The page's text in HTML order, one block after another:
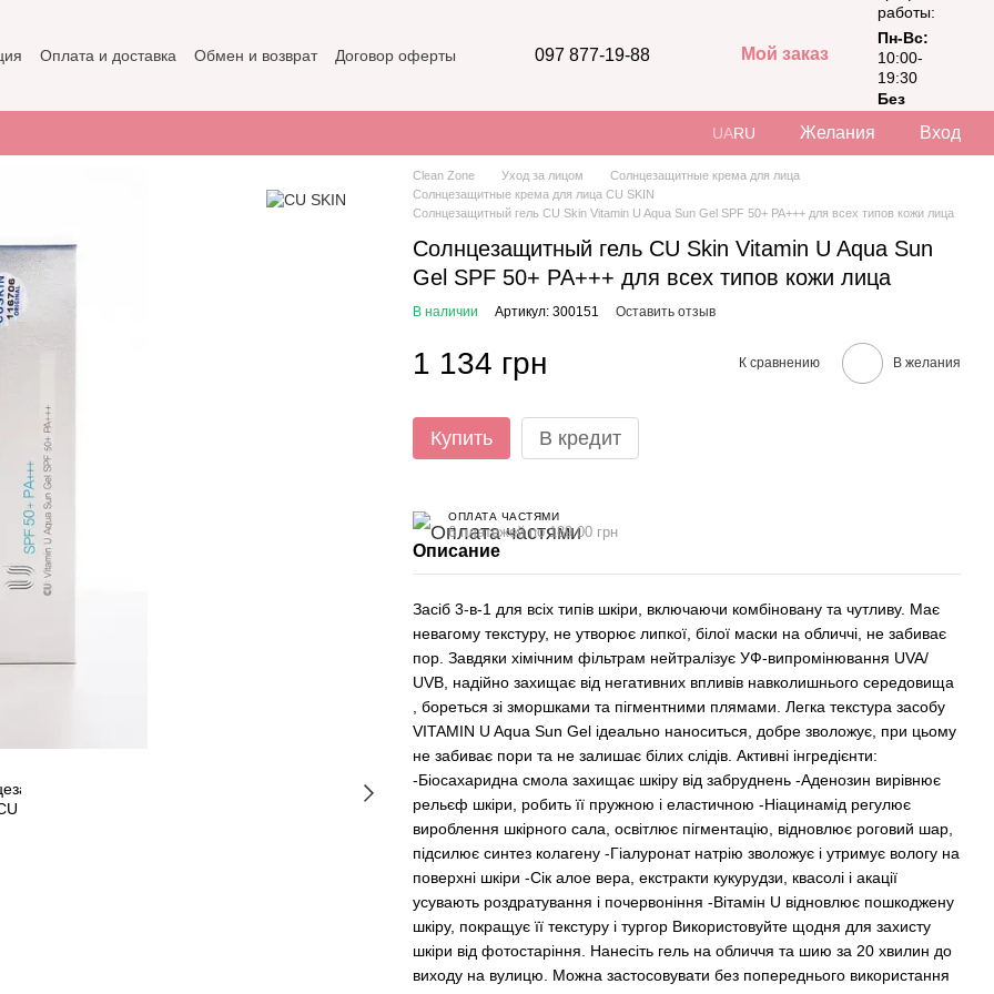
Оплата и доставка Обмен и возврат
Договор оферты
097 877-19-88 Мой заказ
работы:
Пн-Вс:
10:00-
19:30
Без
UARU Желания Вход
Clean Zone Уход за лицом
Солнцезащитные крема для лица
Солнцезащитные крема для лица CU SKIN
Солнцезащитный гель CU Skin Vitamin U Aqua Sun Gel SPF 50+ PA+++ для всех типов кожи лица
Солнцезащитный гель CU Skin Vitamin U Aqua Sun
Gel SPF 50+ PA+++ для всех типов кожи лица
В наличии Артикул: 300151 Оставить отзыв
1 134 грн К сравнению В желания
Купить В кредит
ОПЛАТА ЧАСТЯМИ
6 платежей по 189.00 грн
Описание
Засіб 3-в-1 для всіх типів шкіри, включаючи комбіновану та чутливу. Має
невагому текстуру, не утворює липкої, білої маски на обличчі, не забиває
пор. Завдяки хімічним фільтрам нейтралізує УФ-випромінювання UVA/
UVB, надійно захищає від негативних впливів навколишнього середовища
, бореться зі зморшками та пігментними плямами. Легка текстура засобу
VITAMIN U Aqua Sun Gel ідеально наноситься, добре зволожує, при цьому
не забиває пори та не залишає білих слідів. Активні інгредієнти:
-Біосахаридна смола захищає шкіру від забруднень -Аденозин вирівнює
рельєф шкіри, робить її пружною і еластичною -Ніацинамід регулює
вироблення шкірного сала, освітлює пігментацію, відновлює роговий шар,
підсилює синтез колагену -Гіалуронат натрію зволожує і утримує вологу на
поверхні шкіри -Сік алое вера, екстракти кукурудзи, квасолі і акації
усувають роздратування і почервоніння -Вітамін U відновлює пошкоджену
шкіру, покращує її текстуру і тургор Використовуйте щодня для захисту
шкіри від фотостаріння. Нанесіть гель на обличчя та шию за 20 хвилин до
виходу на вулицю. Можна застосовувати без попереднього використання